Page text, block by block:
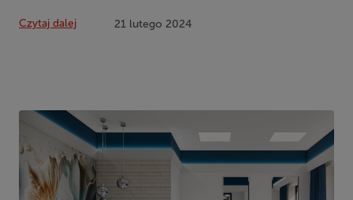
Czytaj dalej 21 lutego 2024